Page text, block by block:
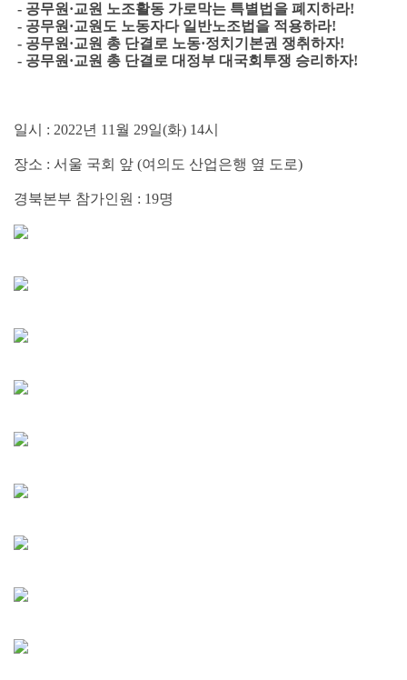
- 공무원·교원 노조활동 가로막는 특별법을 폐지하라!
- 공무원·교원도 노동자다 일반노조법을 적용하라!
- 공무원·교원 총 단결로 노동·정치기본권 쟁취하자!
- 공무원·교원 총 단결로 대정부 대국회투쟁 승리하자!
일시 : 2022년 11월 29일(화) 14시
장소 : 서울 국회 앞 (여의도 산업은행 옆 도로)
경북본부 참가인원 : 19명